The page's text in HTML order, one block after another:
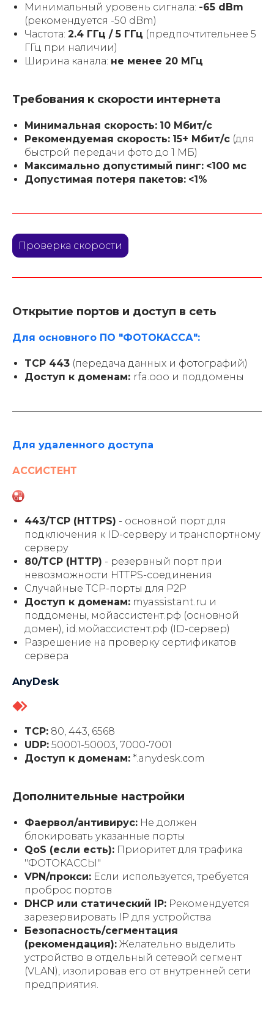
Минимальный уровень сигнала: -65 dBm
(рекомендуется -50 dBm)
Частота: 2.4 ГГц / 5 ГГц (предпочтительнее 5
ГГц при наличии)
Ширина канала: не менее 20 МГц
Требования к скорости интернета
Минимальная скорость: 10 Мбит/с
Рекомендуемая скорость: 15+ Мбит/с (для
быстрой передачи фото до 1 МБ)
Максимально допустимый пинг: <100 мс
Допустимая потеря пакетов: <1%
Проверка скорости
Открытие портов и доступ в сеть
Для основного ПО "ФОТОКАССА":
TCP 443 (передача данных и фотографий)
Доступ к доменам: rfa.ooo и поддомены
Для удаленного доступа
АССИСТЕНТ
443/TCP (HTTPS) - основной порт для
подключения к ID-серверу и транспортному
серверу
80/TCP (HTTP) - резервный порт при
невозможности HTTPS-соединения
Случайные TCP-порты для P2P
Доступ к доменам: myassistant.ru и
поддомены, мойассистент.рф (основной
домен), id.мойассистент.рф (ID-сервер)
Разрешение на проверку сертификатов
сервера
AnyDesk
TCP: 80, 443, 6568
UDP: 50001-50003, 7000-7001
Доступ к доменам: *.anydesk.com
Дополнительные настройки
Фаервол/антивирус: Не должен
блокировать указанные порты
QoS (если есть): Приоритет для трафика
"ФОТОКАССЫ"
VPN/прокси: Если используется, требуется
проброс портов
DHCP или статический IP: Рекомендуется
зарезервировать IP для устройства
Безопасность/сегментация
(рекомендация): Желательно выделить
устройство в отдельный сетевой сегмент
(VLAN), изолировав его от внутренней сети
предприятия.